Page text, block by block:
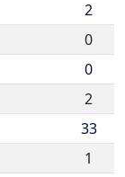
2
0
0
2
33
1